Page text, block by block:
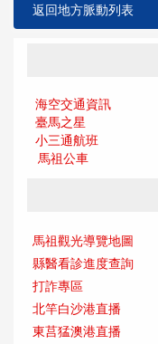
返回地方脈動列表
海空交通資訊
臺馬之星
小三通航班
馬祖公車
馬祖觀光導覽地圖
縣醫看診進度查詢
打詐專區
北竿白沙港直播
東莒猛澳港直播